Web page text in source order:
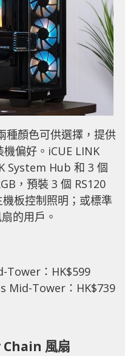
種顏色可供選擇，提供
偏好。iCUE LINK
System Hub 和 3 個
，預裝 3 個 RS120
板控制照明；或標準
的用戶。
Tower：HK$599
Mid-Tower：HK$739
Chain 風扇